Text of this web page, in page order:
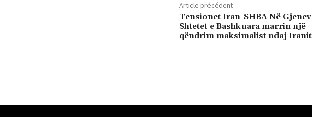
Article précédent
Tensionet Iran-SHBA Në
Shtetet e Bashkuara marrin një
qëndrim maksimalist ndaj Iranit